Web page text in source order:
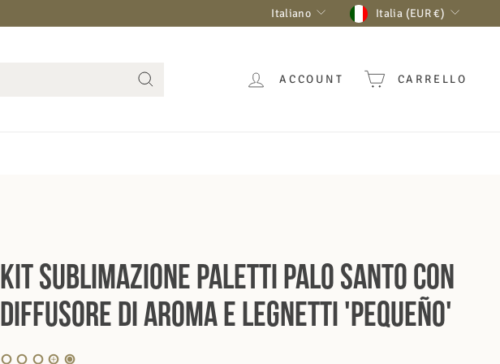
Lingua
Italiano Valuta Italia (EUR €)
ACCOUNT CARRELLO
Kit Sublimazione Paletti Palo Santo con
Diffusore di Aroma e Legnetti 'Pequeño'